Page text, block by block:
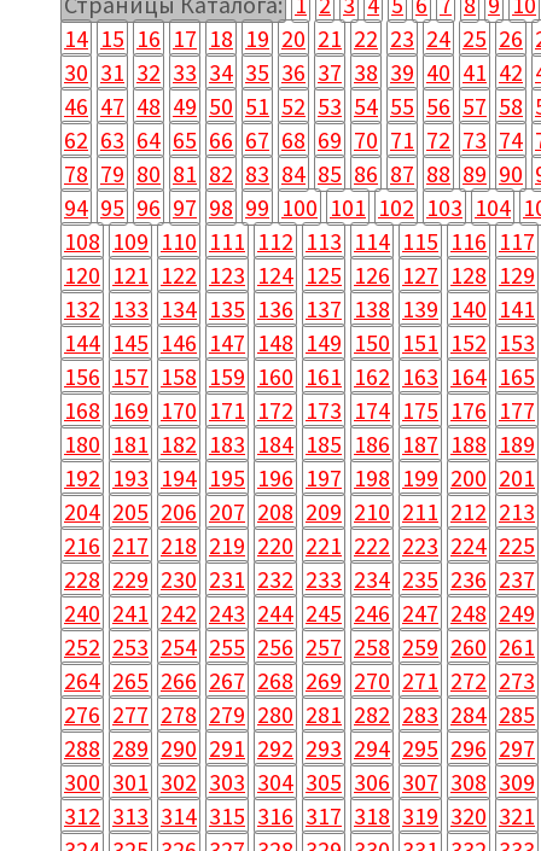
14 15 16 17 18 19 20 21 22 23 24 25 26
30 31 32 33 34 35 36 37 38 39 40 41 42
46 47 48 49 50 51 52 53 54 55 56 57 58
62 63 64 65 66 67 68 69 70 71 72 73 74
78 79 80 81 82 83 84 85 86 87 88 89 90
94 95 96 97 98 99 100 101 102 103 104
108 109 110 111 112 113 114 115 116 117
120 121 122 123 124 125 126 127 128 129
132 133 134 135 136 137 138 139 140 141
144 145 146 147 148 149 150 151 152 153
156 157 158 159 160 161 162 163 164 165
168 169 170 171 172 173 174 175 176 177
180 181 182 183 184 185 186 187 188 189
192 193 194 195 196 197 198 199 200 201
204 205 206 207 208 209 210 211 212 213
216 217 218 219 220 221 222 223 224 225
228 229 230 231 232 233 234 235 236 237
240 241 242 243 244 245 246 247 248 249
252 253 254 255 256 257 258 259 260 261
264 265 266 267 268 269 270 271 272 273
276 277 278 279 280 281 282 283 284 285
288 289 290 291 292 293 294 295 296 297
300 301 302 303 304 305 306 307 308 309
312 313 314 315 316 317 318 319 320 321